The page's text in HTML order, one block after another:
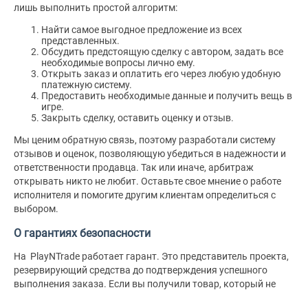
лишь выполнить простой алгоритм:
Найти самое выгодное предложение из всех
представленных.
Обсудить предстоящую сделку с автором, задать все
необходимые вопросы лично ему.
Открыть заказ и оплатить его через любую удобную
платежную систему.
Предоставить необходимые данные и получить вещь в
игре.
Закрыть сделку, оставить оценку и отзыв.
Мы ценим обратную связь, поэтому разработали систему
отзывов и оценок, позволяющую убедиться в надежности и
ответственности продавца. Так или иначе, арбитраж
открывать никто не любит. Оставьте свое мнение о работе
исполнителя и помогите другим клиентам определиться с
выбором.
О гарантиях безопасности
На PlayNTrade работает гарант. Это представитель проекта,
резервирующий средства до подтверждения успешного
выполнения заказа. Если вы получили товар, который не